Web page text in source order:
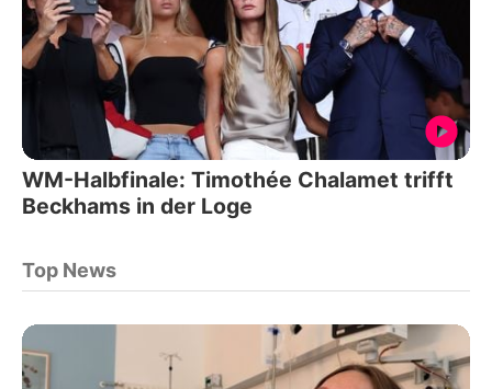
WM-Halbfinale: Timothée Chalamet trifft
Beckhams in der Loge
Top News